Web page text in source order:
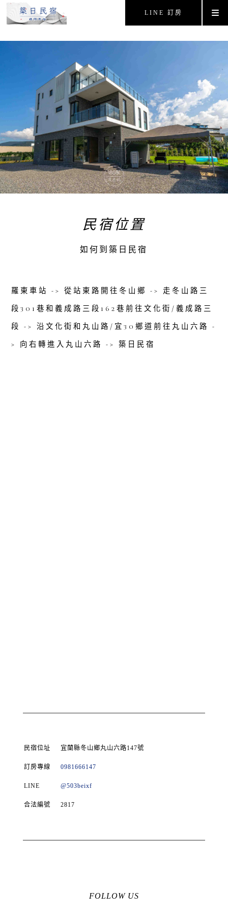
LINE 訂房
民宿位置
如何到築日民宿
羅東車站 -> 從站東路開往冬山鄉 -> 走冬山路三
段301巷和義成路三段162巷前往文化街/義成路三
段 -> 沿文化街和丸山路/宜30鄉道前往丸山六路 -
> 向右轉進入丸山六路 -> 築日民宿
民宿位址 宜蘭縣冬山鄉丸山六路147號
訂房專線 0981666147
LINE @503beixf
合法編號 2817
FOLLOW US